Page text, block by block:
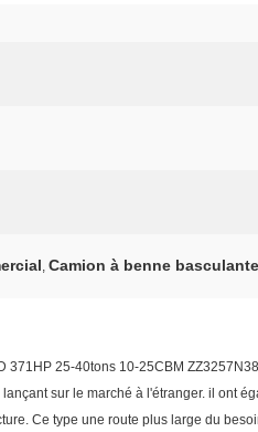
, Camion à benne
371HP 25-40tons 10-25CBM
sur le marché à l'étranger. il ont
Ce type une route plus large du